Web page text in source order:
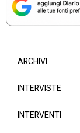
ARCHIVI
INTERVISTE
INTERVENTI